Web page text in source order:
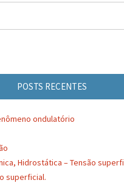
POSTS RECENTES
ondulatório
Hidrostática – Tensão
superficial.